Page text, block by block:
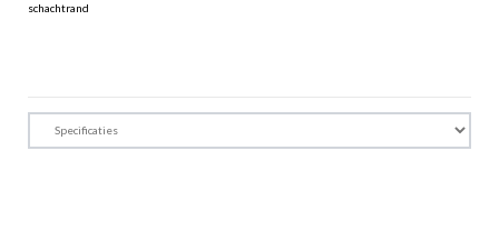
schachtrand